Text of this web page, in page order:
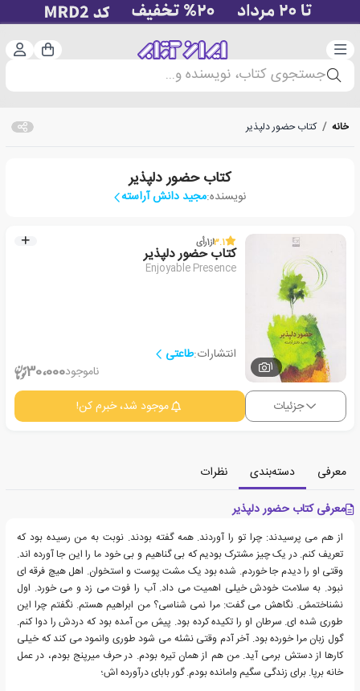
دسته‌بندی سبد
جستجوی کتاب، نویسنده و...
خانه / کتاب حضور دلپذیر
کتاب حضور دلپذیر
نویسنده:مجید دانش آراسته
1
3.1از1رأی
کتاب حضور دلپذیر
Enjoyable Presence
انتشارات:طاعتی
ناموجود30،000
جزئیات موجود شد، خبرم کن!
معرفی دسته‌بندی
نظرات
معرفی کتاب حضور دلپذیر
از هم می پرسیدند: چرا تو را آوردند. همه گفته بودند. نوبت به من رسیده بود که
تعریف کنم. در یک چیز مشترک بودیم که بی گناهیم و بی خود ما را این جا آورده اند.
وقتی او را دیدم جا خوردم. شده بود یک مشت پوست و استخوان. اهل هیچ فرقه ای
نبود. به سلامت خودش خیلی اهمیت می داد. آب را فوت می زد و می خورد. اول
نشناختمش. نگاهش می گفت: مرا نمی شناسی؟ من ابراهیم هستم. نگفتم چرا این
طوری شده ای. سرطان او را تکیده کرده بود. پیش من آمده بود که دردش را دوا کنم.
گول زبان مرا خورده بود. آخر آدم وقتی نشئه می شود طوری وانمود می کند که خیلی
کارها از دستش برمی آید. من هم از همان تیره بودم. در حرف میرپنج بودم، در عمل
خانه برپا. برای زندگی سگیم وامانده بودم. گور بابای درآورده اش؛